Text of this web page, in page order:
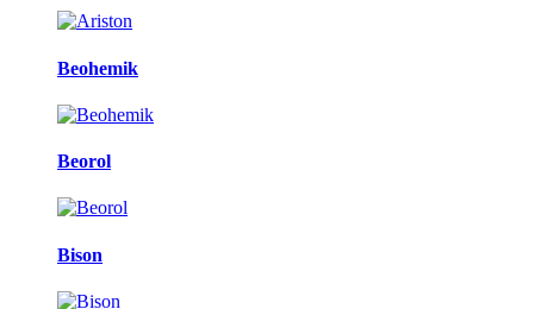
Beohemik
Beorol
Bison